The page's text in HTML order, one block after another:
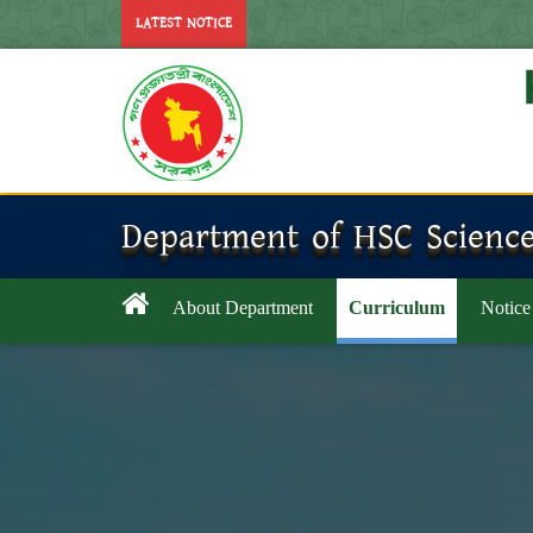
LATEST NOTICE
Department of HSC
About Department Curriculum Notice